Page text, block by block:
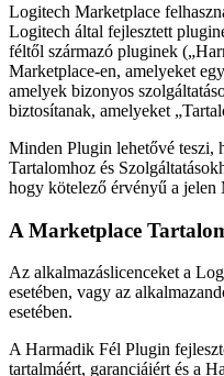
Logitech Marketplace
Logitech által fejlesztett
féltől származó pluginek
Marketplace-en, amelyeket
amelyek bizonyos
biztosítanak, amelyeket
Minden Plugin lehetővé teszi,
Tartalomhoz és
hogy kötelező érvényű a jelen
A Marketplace
Az alkalmazáslicenceket a
esetében, vagy az
esetében.
A Harmadik Fél Plugin
tartalmáért, garanciáiért és a